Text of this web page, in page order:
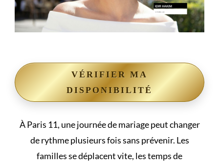
VÉRIFIER MA
DISPONIBILITÉ
À Paris 11, une journée de mariage peut changer
de rythme plusieurs fois sans prévenir. Les
familles se déplacent vite, les temps de